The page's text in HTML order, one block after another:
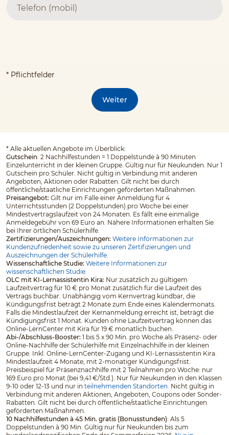
* Pflichtfelder
Weiter
* Alle aktuellen Angebote im Überblick:
Gutschein: 2 Nachhilfestunden = 1 Doppelstunde à 90 Minuten
Einzelunterricht in der kleinen Gruppe. Gültig nur für Neukunden. Nur 1
Gutschein pro Schüler. Nicht gültig in Verbindung mit anderen
Angeboten, Aktionen oder Rabatten. Gilt nicht bei durch
öffentliche/staatliche Einrichtungen geförderten Maßnahmen.
Preisangebot: Gilt nur im Falle einer Anmeldung für 4
Unterrichtsstunden (2 Doppelstunden) pro Woche bei einer
Mindestvertragslaufzeit von 24 Monaten. Es fällt eine einmalige
Anmeldegebühr von 69 Euro an. Nähere Informationen erhalten Sie
bei Ihrer örtlichen Schülerhilfe.
Zertifizierungen/Auszeichnungen: Weitere Informationen zur
Kundenzufriedenheit sowie zu unseren Zertifizierungen und
Auszeichnungen der Schülerhilfe.
Wissenschaftliche Studie: Weitere Informationen zur
wissenschaftlichen Studie.
OLC mit KI-Lernassistentin Kira: Nur zusätzlich zu gültigem
Laufzeitvertrag für 10 € pro Monat zusätzlich für die Laufzeit des
Vertrags buchbar. Unabhängig vom Kernvertrag kündbar, die
Kündigungsfrist beträgt 2 Monate zum Ende eines Kalendermonats.
Falls die Mindestlaufzeit der Kernanmeldung erreicht ist, beträgt die
Kündigungsfrist 1 Monat. Kunden ohne Laufzeitvertrag können das
Online-LernCenter mit Kira für 19 € monatlich buchen.
Abi-/Abschluss-Booster: 1 bis 5 x 90 Min. pro Woche als Präsenz- oder
Online-Nachhilfe der Schülerhilfe mit Einzelnachhilfe in der kleinen
Gruppe. Inkl. Online-LernCenter-Zugang und KI-Lernassistentin Kira.
Mindestlaufzeit 4 Monate, mit 2-monatiger Kündigungsfrist.
Preisbeispiel für Präsenznachhilfe mit 2 Teilnahmen pro Woche: nur
169 Euro pro Monat (bei 9,41 €/Std.). Nur für Neukunden in den Klassen
9-10 oder 12-13 und nur in teilnehmenden Standorten. Nicht gültig in
Verbindung mit anderen Aktionen, Angeboten, Coupons oder Sonder-
Rabatten. Gilt nicht bei durch öffentliche/staatliche Einrichtungen
geförderten Maßnahmen.
10 Nachhilfestunden à 45 Min. gratis (Bonusstunden): Als 5
Doppelstunden à 90 Min. Gültig nur für Neukunden bis zum